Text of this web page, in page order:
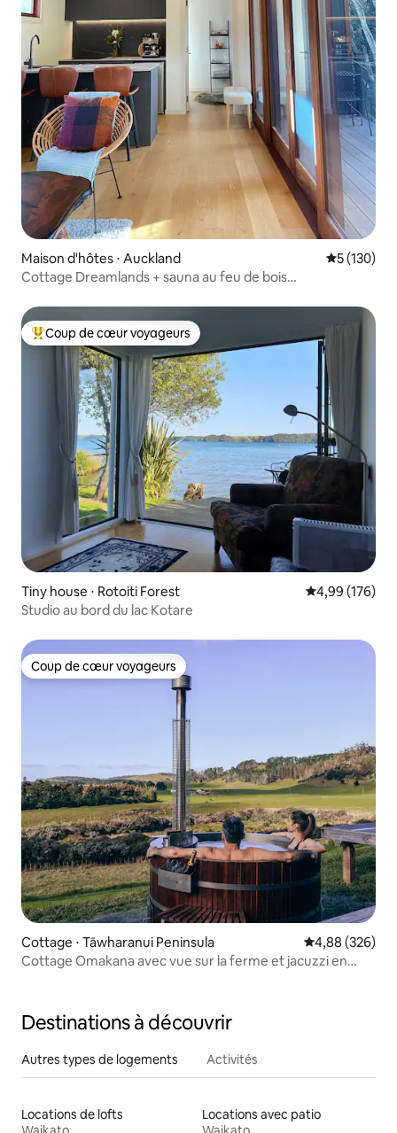
Maison d'hôtes ⋅ Auckland Évaluation
5 (130)
Cottage Dreamlands + sauna au feu de bois…
Coups de cœur voyageurs les plus appréciés
Coup de cœur voyageurs
Tiny house ⋅ Rotoiti Forest Évaluation
4,99 (176)
Studio au bord du lac Kotare
Coup de cœur voyageurs
Coup de cœur voyageurs
Cottage ⋅ Tāwharanui Peninsula Évaluation
4,88 (326)
Cottage Omakana avec vue sur la ferme et jacuzzi en
Destinations à découvrir
Autres types de logements Activités
Locations de lofts
Locations avec patio